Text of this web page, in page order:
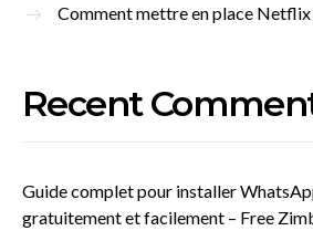
Comment mettre en place
Recent
Guide complet pour installer
gratuitement et facilement – Free